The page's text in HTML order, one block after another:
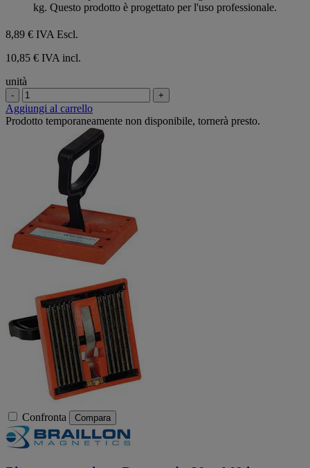
kg. Questo prodotto è progettato per l'uso professionale.
8,89 € IVA Escl.
10,85 € IVA incl.
unità
- +
Aggiungi al carrello
Prodotto temporaneamente non disponibile, tornerà presto.
Confronta Compara